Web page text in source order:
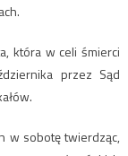
która w celi śmierci
przez Sąd
w sobotę twierdząc,